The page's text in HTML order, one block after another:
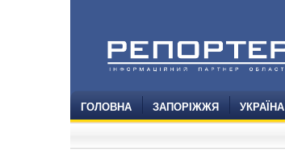
ГОЛОВНА ЗАПОРІЖЖЯ УКРАЇНА